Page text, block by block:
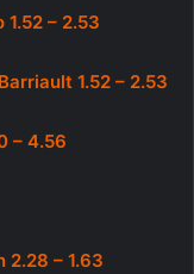
– 2.53
1.52 – 2.53
– 4.56
2.28 – 1.63